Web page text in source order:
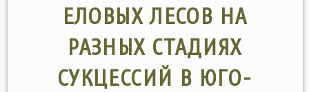
ЕЛОВЫХ ЛЕСОВ НА
РАЗНЫХ СТАДИЯХ
СУКЦЕССИЙ В ЮГО-